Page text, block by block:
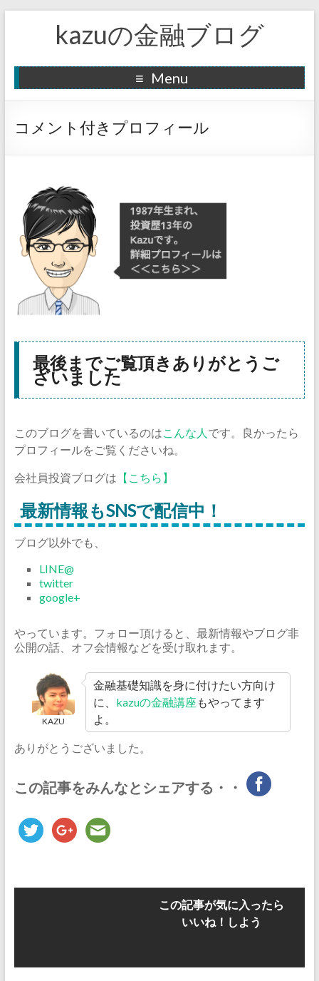
kazuの金融ブログ
Menu
コメント付きプロフィール
最後までご覧頂きありがとうご
ざいました
このブログを書いているのはこんな人 です。良かったら
プロフィールをご覧くださいね。
会社員投資ブログは 【こちら】
最新情報もSNSで配信中！
ブログ以外でも、
LINE@
twitter
google+
やっています。フォロー頂けると、最新情報やブログ非
公開の話、オフ会情報などを受け取れます。
KAZU
金融基礎知識を身に付けたい方向け
に、 kazuの金融講座 もやってます
よ。
ありがとうございました。
この記事をみんなとシェアする・・
この記事が気に入ったら
いいね！しよう